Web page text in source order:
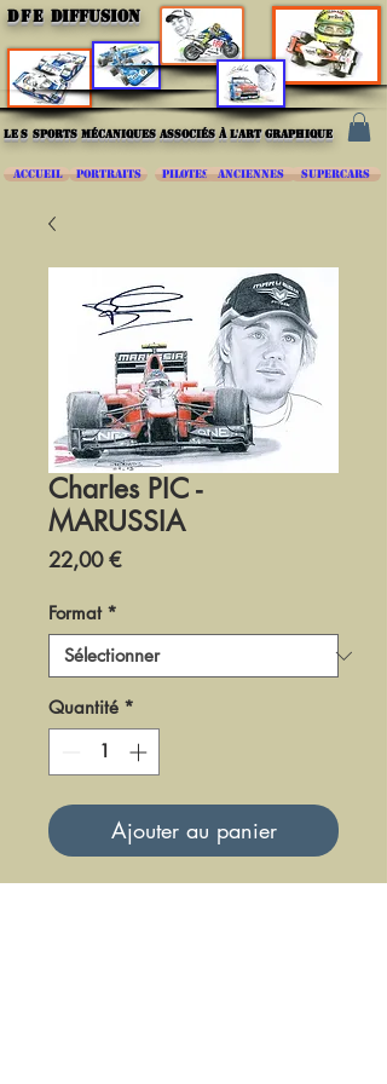
DFE DIFFUSION
les sports mécaniques associés à l'art graphique
ACCUEIL PORTRAITS PILOTES ANCIENNES SUPERCARS
Charles PIC -
MARUSSIA
22,00 €Prix
Format *
Quantité *
Ajouter au panier